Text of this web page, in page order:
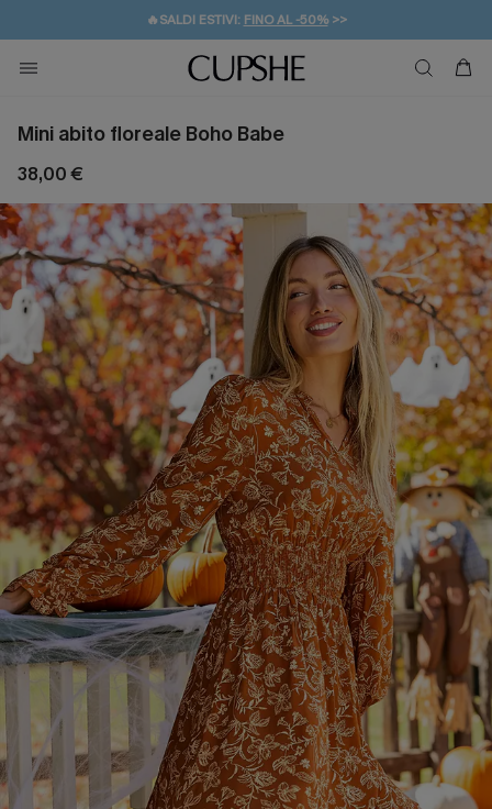
🔥SALDI ESTIVI: FINO AL -50%>>
🚚SPEDIZIONE GRATUITA DA 49€
💌REGALO PER I NUOVI: 20% DI SCONTO*
Mini abito floreale Boho Babe
38,00 €